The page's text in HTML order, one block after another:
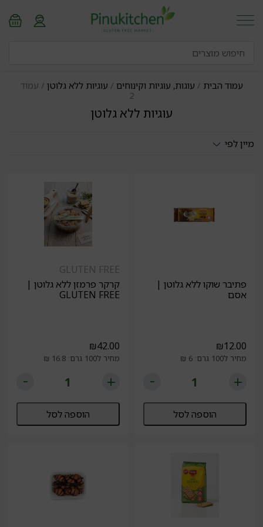
עמוד הבית / עוגות, עוגיות וקינוחים / עוגיות ללא גלוטן / עמוד
2
עוגיות ללא גלוטן
מיין לפי
פתיבר שוקו ללא גלוטן |
אסם
₪12.00
מחיר ל100 גרם: 6 ₪
הוספה לסל
GLUTEN FREE
קרקר פרמזן ללא גלוטן |
GLUTEN FREE
₪42.00
מחיר ל100 גרם: 16.8 ₪
הוספה לסל